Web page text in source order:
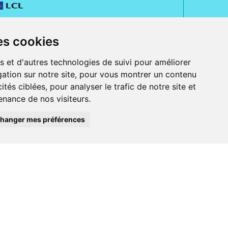
cookies
et d'autres technologies de suivi pour améliorer
sur notre site, pour vous montrer un contenu
ciblées, pour analyser le trafic de notre site et
de nos visiteurs.
mes préférences
Jeanne d' Harcourt, 80300 Albert.
ordonnance.
et iPod touch), ou sur Google Play (pour Androïd 5.0 ou version
Bancontact, PayPal.